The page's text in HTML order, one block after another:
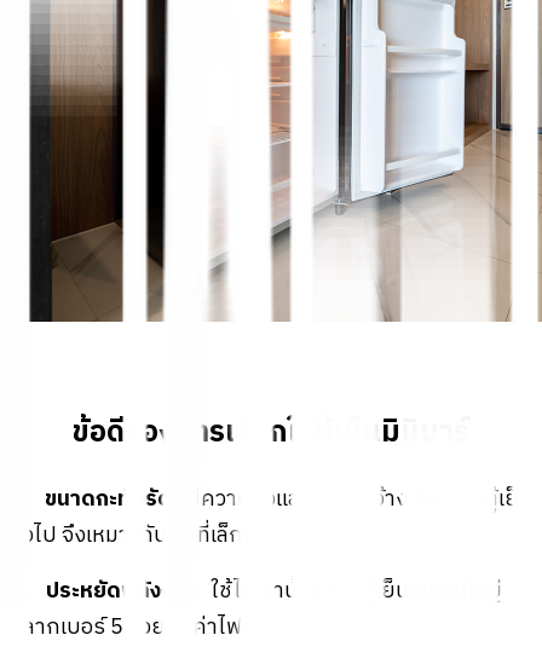
ข้อดีของการเลือกใช้ตู้เย็นมินิบาร์
1. ขนาดกะทัดรัด
มีความสูงและความกว้างน้อยกว่าตู้เย็น
ทั่วไป จึงเหมาะกับพื้นที่เล็กๆ
2. ประหยัดพลังงาน
ใช้ไฟฟ้าน้อยกว่าตู้เย็นขนาดใหญ่ มี
ฉลากเบอร์ 5 ช่วยลดค่าไฟได้